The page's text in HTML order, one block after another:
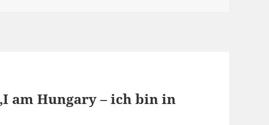
am Hungary – ich bin in